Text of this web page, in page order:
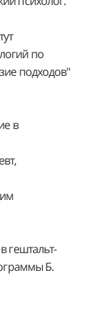
по
подходов"
в
гештальт-
Б.